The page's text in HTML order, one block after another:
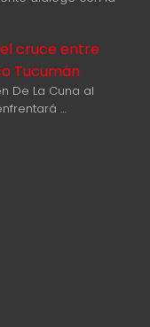
cruce entre
Tucumán
De La Cuna al
…